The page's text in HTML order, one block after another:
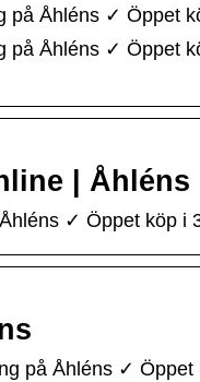
på Åhléns ✓ Öppet
på Åhléns ✓ Öppet
| Åhléns
✓ Öppet köp i
på Åhléns ✓